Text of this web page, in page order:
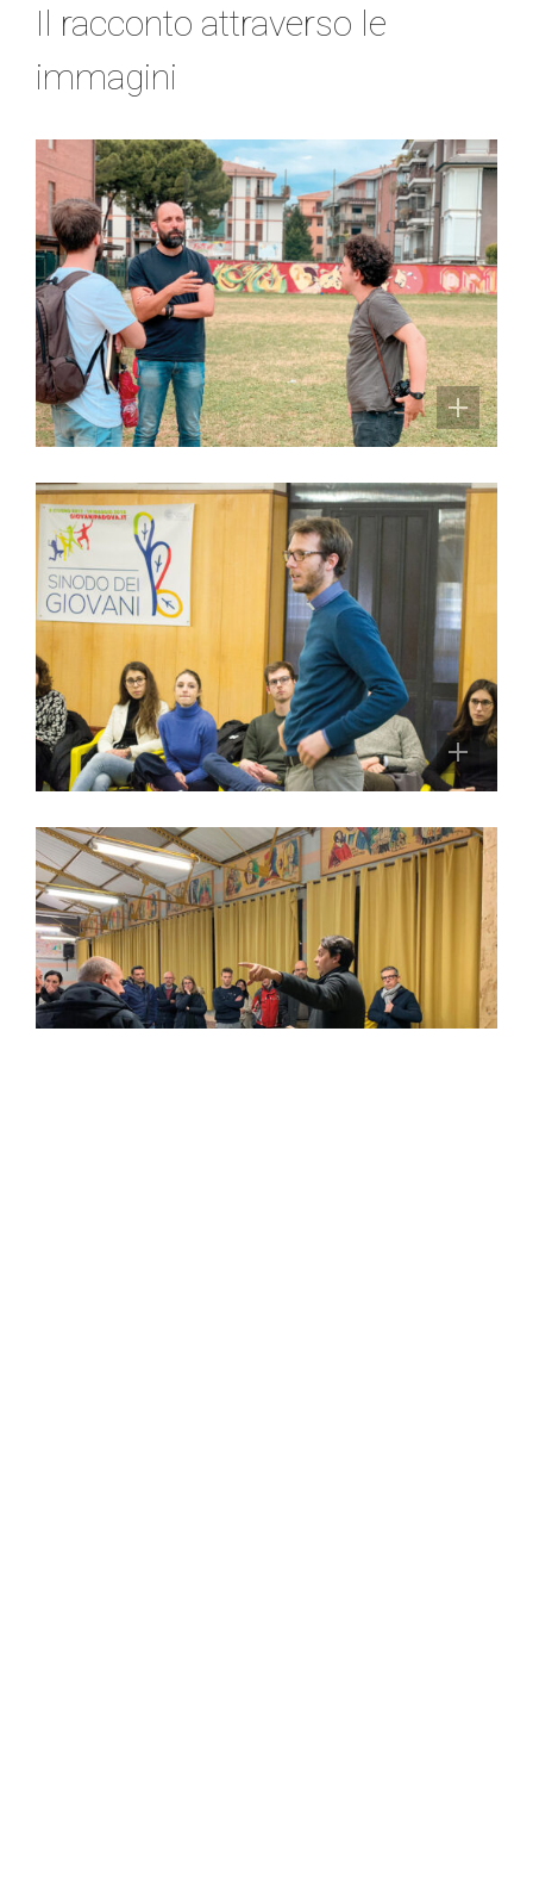
Il racconto attraverso le
immagini
L’architetto condotto
I sopralluoghi e gli incontri di lavoro
L’anima dell’Arcella
Le associazioni e i cittadini attivi
impegnati nel quartiere
Il processo progettuale partecipato
Gli architetti condotti si confrontano
con le associazioni e gli abitanti